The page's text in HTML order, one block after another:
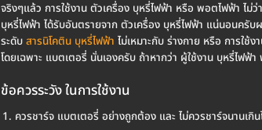
จริงๆแล้ว การใช้งาน ตัวเครื่อง บุหรี่ไฟฟ้า หรือ พอตไฟฟ้า ไม่ว่
บุหรี่ไฟฟ้า ได้รับอันตรายจาก ตัวเครื่อง บุหรี่ไฟฟ้า แน่นอนครับ
ระดับ สารนิโคติน บุหรี่ไฟฟ้า ไม่เหมาะกับ ร่างกาย หรือ การใ
โดยเฉพาะ แบตเตอรี่ นั่นเองครับ ถ้าหากว่า ผู้ใช้งาน บุหรี่ไฟฟ้
ข้อควรระวัง ในการใช้งาน
ควรชาร์จ แบตเตอรี่ อย่างถูกต้อง และ ไม่ควรชาร์จนานเกิน